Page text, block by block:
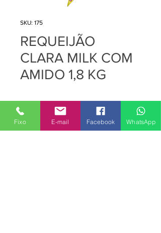
SKU: 175
REQUEIJÃO
CLARA MILK COM
AMIDO 1,8 KG
Quantidade *
Fixo E-mail Facebook WhatsApp